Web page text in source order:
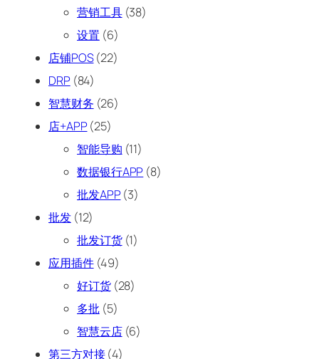
营销工具(38)
设置 (6)
店铺POS(22)
DRP(84)
智慧财务 (26)
店+APP(25)
智能导购 (11)
数据银行APP (8)
批发APP(3)
批发(12)
批发订货(1)
应用插件(49)
好订货(28)
多批(5)
智慧云店(6)
第三方对接(4)